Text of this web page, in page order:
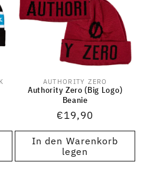
Anbieter:
AUTHORITY ZERO
Authority Zero (Big Logo)
Beanie
Normaler
Preis
€19,90
In den Warenkorb
legen